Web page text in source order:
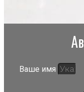
Ваше имя